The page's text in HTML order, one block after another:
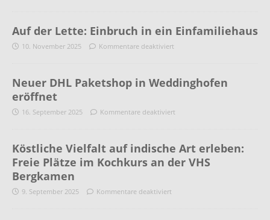
Auf der Lette: Einbruch in ein Einfamiliehaus
10. November 2025 Kommentare deaktiviert
Neuer DHL Paketshop in Weddinghofen
eröffnet
16. September 2025 Kommentare deaktiviert
Köstliche Vielfalt auf indische Art erleben:
Freie Plätze im Kochkurs an der VHS
Bergkamen
9. September 2025 Kommentare deaktiviert